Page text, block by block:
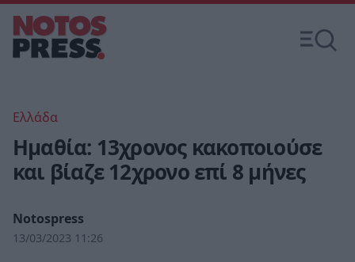
Ελλάδα
Ημαθία: 13χρονος κακοποιούσε
και βίαζε 12χρονο επί 8 μήνες
Notospress
13/03/2023 11:26